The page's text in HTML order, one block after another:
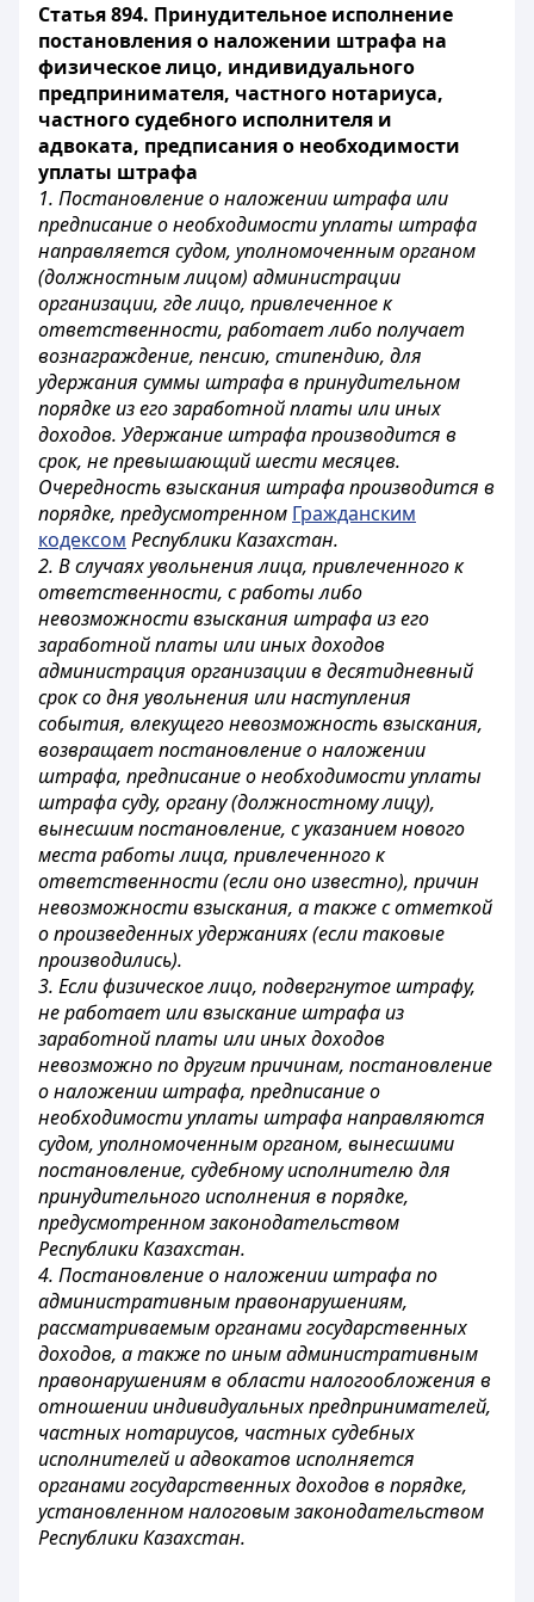
Статья 894. Принудительное исполнение
постановления о наложении штрафа на
физическое лицо, индивидуального
предпринимателя, частного нотариуса,
частного судебного исполнителя и
адвоката, предписания о необходимости
уплаты штрафа
1. Постановление о наложении штрафа или
предписание о необходимости уплаты штрафа
направляется судом, уполномоченным органом
(должностным лицом) администрации
организации, где лицо, привлеченное к
ответственности, работает либо получает
вознаграждение, пенсию, стипендию, для
удержания суммы штрафа в принудительном
порядке из его заработной платы или иных
доходов. Удержание штрафа производится в
срок, не превышающий шести месяцев.
Очередность взыскания штрафа производится в
порядке, предусмотренном Гражданским
кодексом Республики Казахстан.
2. В случаях увольнения лица, привлеченного к
ответственности, с работы либо
невозможности взыскания штрафа из его
заработной платы или иных доходов
администрация организации в десятидневный
срок со дня увольнения или наступления
события, влекущего невозможность взыскания,
возвращает постановление о наложении
штрафа, предписание о необходимости уплаты
штрафа суду, органу (должностному лицу),
вынесшим постановление, с указанием нового
места работы лица, привлеченного к
ответственности (если оно известно), причин
невозможности взыскания, а также с отметкой
о произведенных удержаниях (если таковые
производились).
3. Если физическое лицо, подвергнутое штрафу,
не работает или взыскание штрафа из
заработной платы или иных доходов
невозможно по другим причинам, постановление
о наложении штрафа, предписание о
необходимости уплаты штрафа направляются
судом, уполномоченным органом, вынесшими
постановление, судебному исполнителю для
принудительного исполнения в порядке,
предусмотренном законодательством
Республики Казахстан.
4. Постановление о наложении штрафа по
административным правонарушениям,
рассматриваемым органами государственных
доходов, а также по иным административным
правонарушениям в области налогообложения в
отношении индивидуальных предпринимателей,
частных нотариусов, частных судебных
исполнителей и адвокатов исполняется
органами государственных доходов в порядке,
установленном налоговым законодательством
Республики Казахстан.